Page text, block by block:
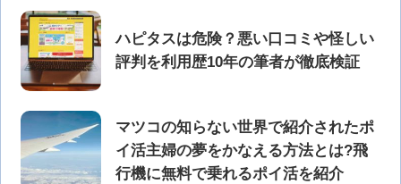
ハピタスは危険？悪い口コミや怪しい
評判を利用歴10年の筆者が徹底検証
マツコの知らない世界で紹介されたポ
イ活主婦の夢をかなえる方法とは?飛
行機に無料で乗れるポイ活を紹介